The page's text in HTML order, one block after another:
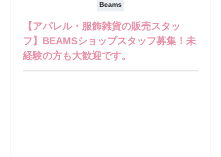
Beams
【アパレル・服飾雑貨の販売スタッ
フ】BEAMSショップスタッフ募集！未
経験の方も大歓迎です。